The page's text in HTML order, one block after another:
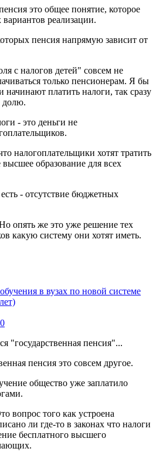
это общее понятие, которое
реализации.
пенсия напрямую зависит от
с налогов детей" совсем не
только пенсионерам. Я бы
начинают платить налоги, так сразу
долю.
- это деньги не
налогоплательщики хотят тратить
образование для всех
- отсутствие бюджетных
опять же это уже решение тех
какую систему они хотят иметь.
в вузах по новой системе
"государственная пенсия"...
пенсия это совсем другое.
общество уже заплатило
вопрос того как устроена
ли где-то в законах что налоги
бесплатного высшего